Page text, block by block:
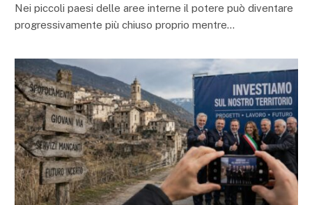
Nei piccoli paesi delle aree interne il potere può diventare
progressivamente più chiuso proprio mentre…